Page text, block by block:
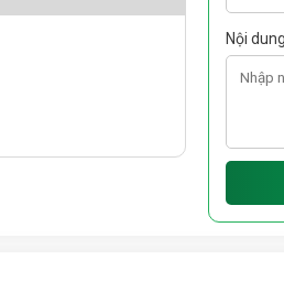
Nội dung